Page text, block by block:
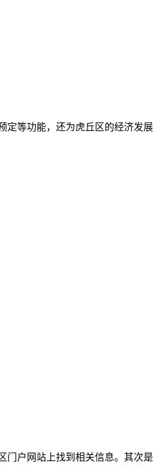
定等功能，还为虎丘区的经济发展
门户网站上找到相关信息。其次是